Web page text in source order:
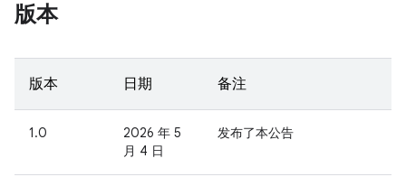
版本
版本 日期 备注
1.0
2026 年 5
月 4 日
发布了本公告